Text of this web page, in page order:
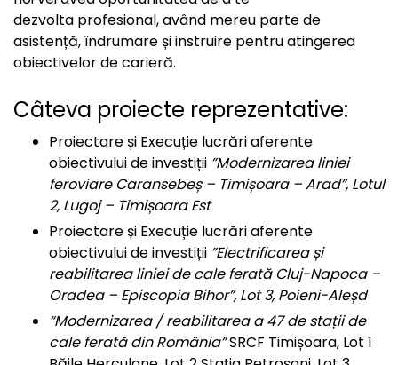
dezvolta profesional, având mereu parte de
asistență, îndrumare și instruire pentru atingerea
obiectivelor de carieră.
Câteva proiecte reprezentative:
Proiectare și Execuție lucrări aferente
obiectivului de investiții ”Modernizarea liniei
feroviare Caransebeș – Timișoara – Arad”, Lotul
2, Lugoj – Timișoara Est
Proiectare și Execuție lucrări aferente
obiectivului de investiții ”Electrificarea și
reabilitarea liniei de cale ferată Cluj-Napoca –
Oradea – Episcopia Bihor”, Lot 3, Poieni-Aleșd
“Modernizarea / reabilitarea a 47 de stații de
cale ferată din România”SRCF Timișoara, Lot 1